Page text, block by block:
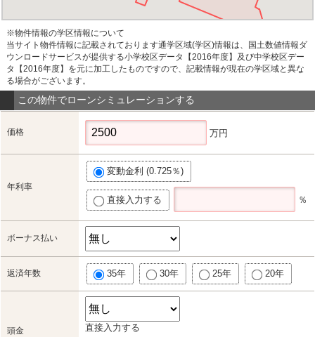
※物件情報の学区情報について
当サイト物件情報に記載されております通学区域(学区)情報は、国土数値情報ダ
ウンロードサービスが提供する小学校区データ【2016年度】及び中学校区デー
タ【2016年度】を元に加工したものですので、記載情報が現在の学区域と異な
る場合がございます。
この物件でローンシミュレーションする
価格 万円
年利率
変動金利 (0.725％)
直接入力する ％
ボーナス払い
返済年数 35年 30年 25年 20年
頭金 直接入力する